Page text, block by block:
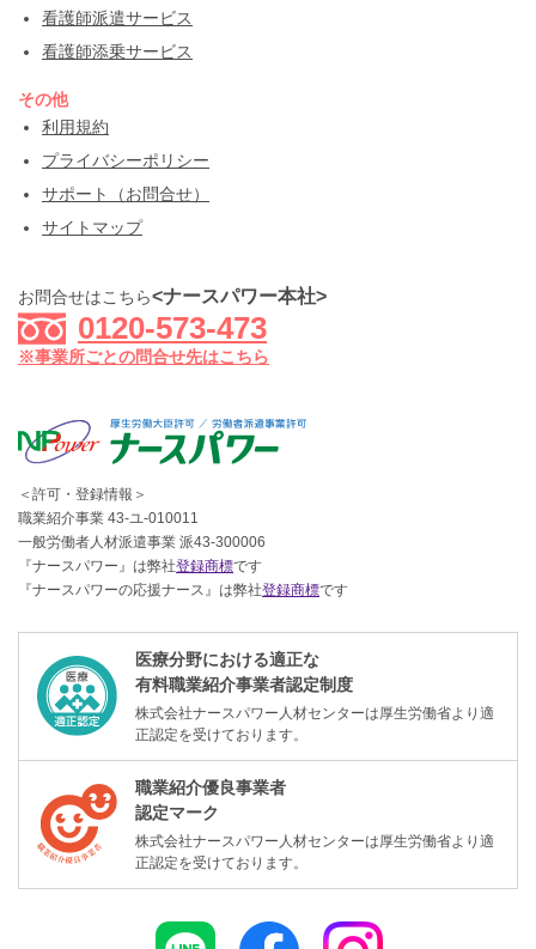
看護師派遣サービス
看護師添乗サービス
その他
利用規約
プライバシーポリシー
サポート（お問合せ）
サイトマップ
お問合せはこちら<ナースパワー本社>
0120-573-473
※事業所ごとの問合せ先はこちら
＜許可・登録情報＞
職業紹介事業 43-ユ-010011
一般労働者人材派遣事業 派43-300006
『ナースパワー』は弊社登録商標です
『ナースパワーの応援ナース』は弊社登録商標です
医療分野における適正な
有料職業紹介事業者認定制度
株式会社ナースパワー人材センターは厚生労働省より適
正認定を受けております。
職業紹介優良事業者
認定マーク
株式会社ナースパワー人材センターは厚生労働省より適
正認定を受けております。